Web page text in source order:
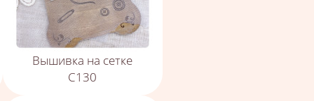
Вышивка на сетке
С130